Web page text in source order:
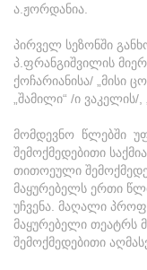
ა.ჟორდანია.
პირველ სეზონში
პ.ფრანგიშვილის
ქოჩარიანისა/ „მისი
„შამილი“ /ი ვაკელის/,
მომდევნო წლებში
შემოქმედებითი
თითოეული
მაყურებელს ერთი
უჩვენა. მაღალი
მაყურებელი თეატრს
შემოქმედებითი